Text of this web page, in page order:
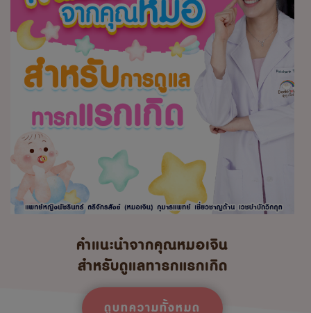
คำแนะนำจากคุณหมอเจิน
สำหรับดูแลทารกแรกเกิด
ดูบทความทั้งหมด